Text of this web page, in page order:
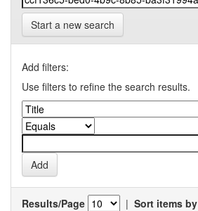
Start a new search
Add filters:
Use filters to refine the search results.
Results/Page | Sort items by